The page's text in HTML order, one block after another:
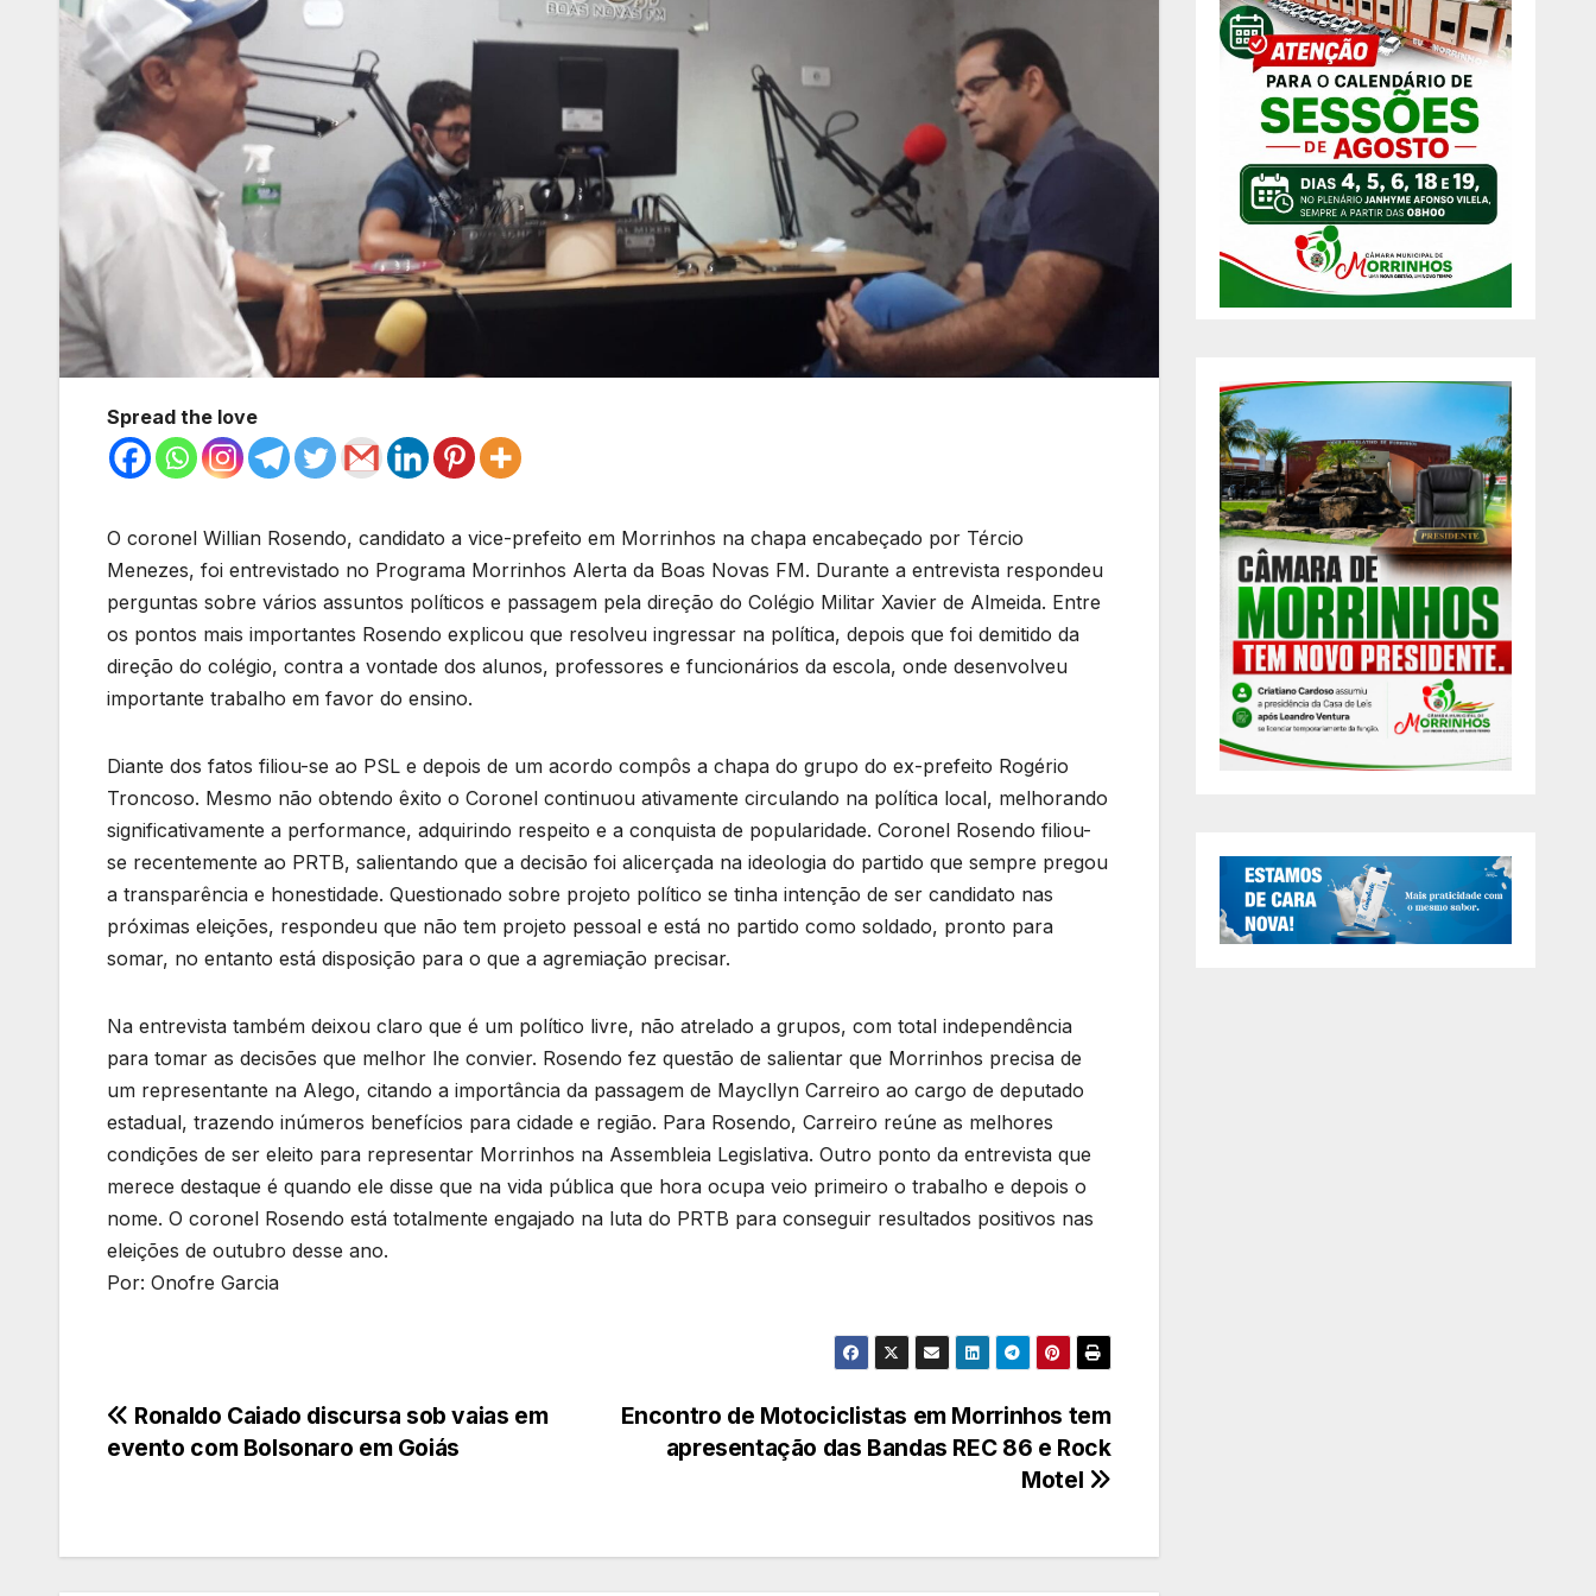
Spread the love
O coronel Willian Rosendo, candidato a vice-prefeito em Morrinhos na chapa encabeçado por Tércio
Menezes, foi entrevistado no Programa Morrinhos Alerta da Boas Novas FM. Durante a entrevista respondeu
perguntas sobre vários assuntos políticos e passagem pela direção do Colégio Militar Xavier de Almeida. Entre
os pontos mais importantes Rosendo explicou que resolveu ingressar na política, depois que foi demitido da
direção do colégio, contra a vontade dos alunos, professores e funcionários da escola, onde desenvolveu
importante trabalho em favor do ensino.
Diante dos fatos filiou-se ao PSL e depois de um acordo compôs a chapa do grupo do ex-prefeito Rogério
Troncoso. Mesmo não obtendo êxito o Coronel continuou ativamente circulando na política local, melhorando
significativamente a performance, adquirindo respeito e a conquista de popularidade. Coronel Rosendo filiou-
se recentemente ao PRTB, salientando que a decisão foi alicerçada na ideologia do partido que sempre pregou
a transparência e honestidade. Questionado sobre projeto político se tinha intenção de ser candidato nas
próximas eleições, respondeu que não tem projeto pessoal e está no partido como soldado, pronto para
somar, no entanto está disposição para o que a agremiação precisar.
Na entrevista também deixou claro que é um político livre, não atrelado a grupos, com total independência
para tomar as decisões que melhor lhe convier. Rosendo fez questão de salientar que Morrinhos precisa de
um representante na Alego, citando a importância da passagem de Maycllyn Carreiro ao cargo de deputado
estadual, trazendo inúmeros benefícios para cidade e região. Para Rosendo, Carreiro reúne as melhores
condições de ser eleito para representar Morrinhos na Assembleia Legislativa. Outro ponto da entrevista que
merece destaque é quando ele disse que na vida pública que hora ocupa veio primeiro o trabalho e depois o
nome. O coronel Rosendo está totalmente engajado na luta do PRTB para conseguir resultados positivos nas
eleições de outubro desse ano.
Por: Onofre Garcia
Navegação
Encontro de Motociclistas em Morrinhos tem
apresentação das Bandas REC 86 e Rock
Motel
Ronaldo Caiado discursa sob vaias em
evento com Bolsonaro em Goiás